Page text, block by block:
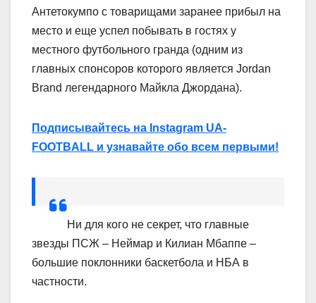
Антетокумпо с товарищами заранее прибыл на
место и еще успел побывать в гостях у
местного футбольного гранда (одним из
главных спонсоров которого является Jordan
Brand легендарного Майкла Джордана).
Подписывайтесь на Instagram UA-
FOOTBALL и узнавайте обо всем первыми!
Ни для кого не секрет, что главные
звезды ПСЖ – Неймар и Килиан Мбаппе –
большие поклонники баскетбола и НБА в
частности.